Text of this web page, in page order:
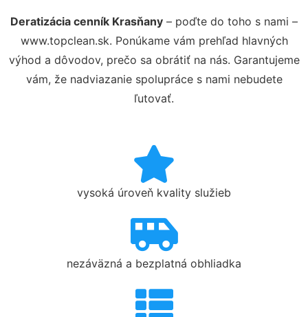
Deratizácia cenník Krasňany – poďte do toho s nami –
www.topclean.sk. Ponúkame vám prehľad hlavných
výhod a dôvodov, prečo sa obrátiť na nás. Garantujeme
vám, že nadviazanie spolupráce s nami nebudete
ľutovať.
vysoká úroveň kvality služieb
nezáväzná a bezplatná obhliadka